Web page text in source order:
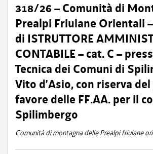
318/26 – Comunità di
Prealpi Friulane Orientali
di ISTRUTTORE
CONTABILE – cat. C –
Tecnica dei Comuni di
Vito d’Asio, con riserva
favore delle FF.AA. per il
Spilimbergo
Comunità di montagna delle Prealpi friulane